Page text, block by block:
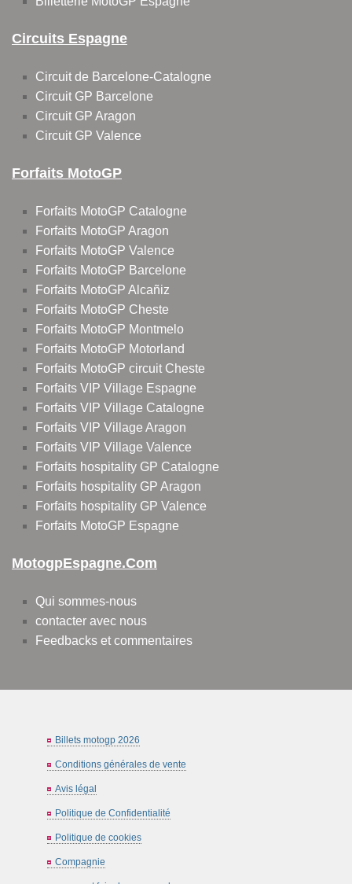
Circuits Espagne
Circuit de Barcelone-Catalogne
Circuit GP Barcelone
Circuit GP Aragon
Circuit GP Valence
Forfaits MotoGP
Forfaits MotoGP Catalogne
Forfaits MotoGP Aragon
Forfaits MotoGP Valence
Forfaits MotoGP Barcelone
Forfaits MotoGP Alcañiz
Forfaits MotoGP Cheste
Forfaits MotoGP Montmelo
Forfaits MotoGP Motorland
Forfaits MotoGP circuit Cheste
Forfaits VIP Village Espagne
Forfaits VIP Village Catalogne
Forfaits VIP Village Aragon
Forfaits VIP Village Valence
Forfaits hospitality GP Catalogne
Forfaits hospitality GP Aragon
Forfaits hospitality GP Valence
Forfaits MotoGP Espagne
MotogpEspagne.com
Qui sommes-nous
contacter avec nous
Feedbacks et commentaires
Billets motogp 2026
Conditions générales de vente
Avis légal
Politique de Confidentialité
Politique de cookies
Compagnie